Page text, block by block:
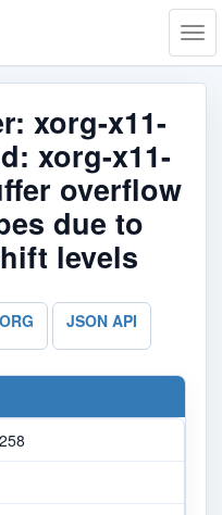
xorg-x11-
xorg-x11-
overflow
due to
levels
JSON API